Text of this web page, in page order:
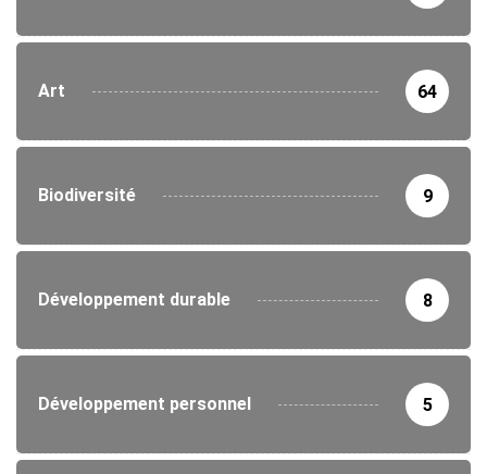
Art 64
Biodiversité 9
Développement durable 8
Développement personnel 5